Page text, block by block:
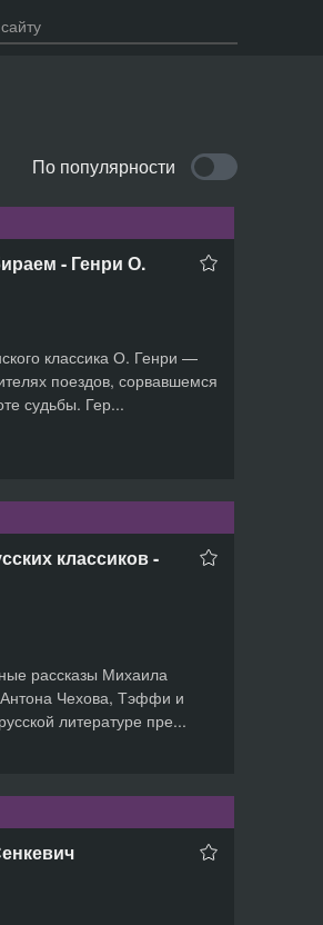
По популярности
- Генри О.
классика О. Генри —
поездов, сорвавшемся
судьбы. Гер...
классиков -
рассказы Михаила
Чехова, Тэффи и
литературе пре...